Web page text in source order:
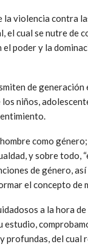
violencia contra
el cual se nutre de
poder y la
de
niños,
como
y sobre todo,
de género,
el concepto de
a la hora
estudio,
profundas, del cual